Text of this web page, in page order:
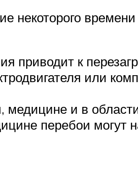
некоторого
приводит к
или
и в
перебои могут